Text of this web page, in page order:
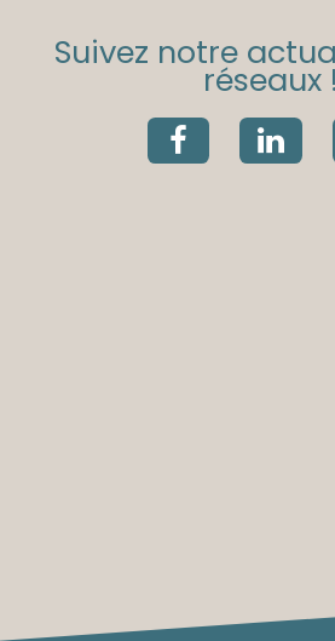
Suivez notre
réseaux !